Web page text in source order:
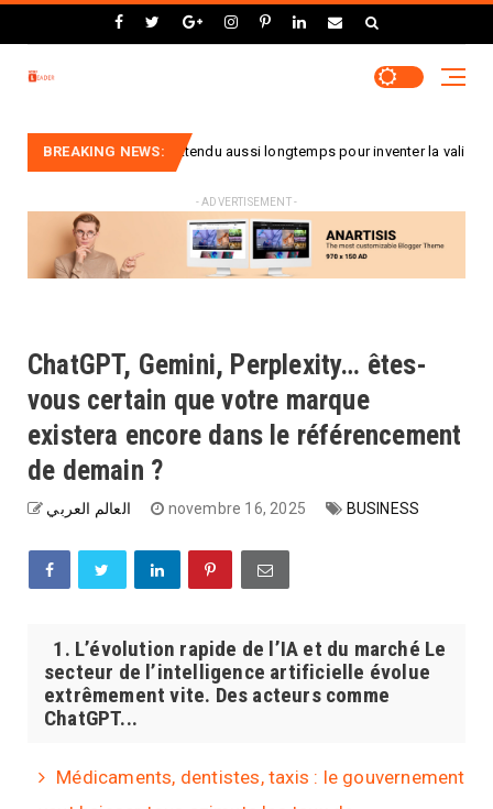
BREAKING NEWS:
a-t-on attendu aussi longtemps pour inventer la valise à roulettes ?
- ADVERTISEMENT -
ChatGPT, Gemini, Perplexity… êtes-
vous certain que votre marque
existera encore dans le référencement
de demain ?
العالم العربي novembre 16, 2025 BUSINESS
1. L’évolution rapide de l’IA et du marché Le
secteur de l’intelligence artificielle évolue
extrêmement vite. Des acteurs comme
ChatGPT...
Médicaments, dentistes, taxis : le gouvernement